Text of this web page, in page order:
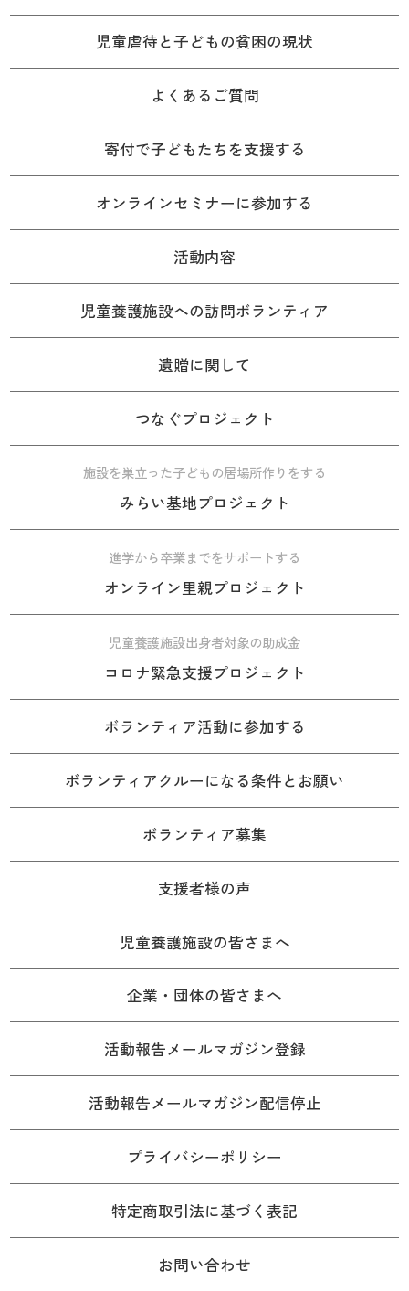
児童虐待と子どもの貧困の現状
よくあるご質問
寄付で子どもたちを支援する
オンラインセミナーに参加する
活動内容
児童養護施設への訪問ボランティア
遺贈に関して
つなぐプロジェクト
施設を巣立った子どもの居場所作りをする
みらい基地プロジェクト
進学から卒業までをサポートする
オンライン里親プロジェクト
児童養護施設出身者対象の助成金
コロナ緊急支援プロジェクト
ボランティア活動に参加する
ボランティアクルーになる条件とお願い
ボランティア募集
支援者様の声
児童養護施設の皆さまへ
企業・団体の皆さまへ
活動報告メールマガジン登録
活動報告メールマガジン配信停止
プライバシーポリシー
特定商取引法に基づく表記
お問い合わせ